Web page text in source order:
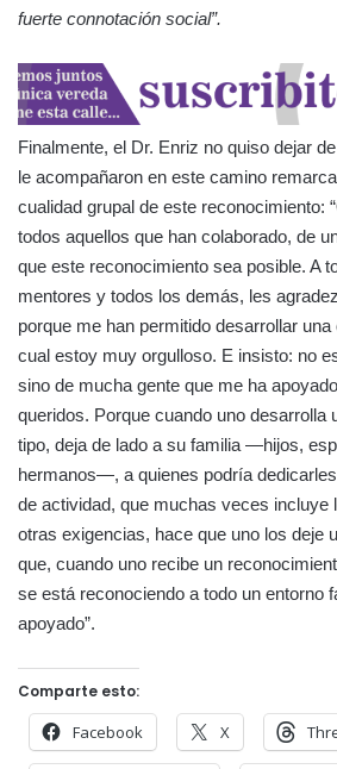
fuerte connotación social”.
Finalmente, el Dr. Enriz no quiso dejar
le acompañaron en este camino
cualidad grupal de este reconocimiento:
todos aquellos que han colaborado, de
que este reconocimiento sea posible. A
mentores y todos los demás, les
porque me han permitido desarrollar
cual estoy muy orgulloso. E insisto: no
sino de mucha gente que me ha
queridos. Porque cuando uno desarrolla
tipo, deja de lado a su familia —hijos,
hermanos—, a quienes podría
de actividad, que muchas veces incluye
otras exigencias, hace que uno los deje
que, cuando uno recibe un
se está reconociendo a todo un entorno
apoyado”.
Comparte esto:
Facebook X